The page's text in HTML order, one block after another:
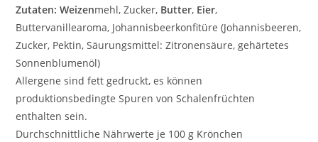
Zutaten: Weizenmehl, Zucker, Butter, Eier,
Buttervanillearoma, Johannisbeerkonfitüre (Johannisbeeren,
Zucker, Pektin, Säurungsmittel: Zitronensäure, gehärtetes
Sonnenblumenöl)
Allergene sind fett gedruckt, es können
produktionsbedingte Spuren von Schalenfrüchten
enthalten sein.
Durchschnittliche Nährwerte je 100 g Krönchen